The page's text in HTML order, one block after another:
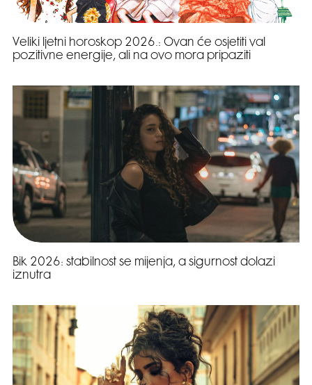
Veliki ljetni horoskop 2026.: Ovan će osjetiti val
pozitivne energije, ali na ovo mora pripaziti
Bik 2026: stabilnost se mijenja, a sigurnost dolazi
iznutra